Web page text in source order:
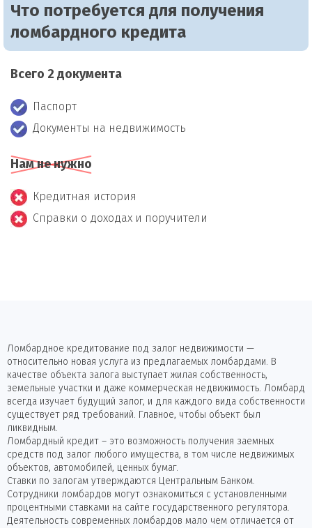
Что потребуется для получения
ломбардного кредита
Всего 2 документа
Паспорт
Документы на недвижимость
Нам не нужно
Кредитная история
Справки о доходах и поручители
Ломбардное кредитование под залог недвижимости —
относительно новая услуга из предлагаемых ломбардами. В
качестве объекта залога выступает жилая собственность,
земельные участки и даже коммерческая недвижимость. Ломбард
всегда изучает будущий залог, и для каждого вида собственности
существует ряд требований. Главное, чтобы объект был
ликвидным.
Ломбардный кредит – это возможность получения заемных
средств под залог любого имущества, в том числе недвижимых
объектов, автомобилей, ценных бумаг.
Ставки по залогам утверждаются Центральным Банком.
Сотрудники ломбардов могут ознакомиться с установленными
процентными ставками на сайте государственного регулятора.
Деятельность современных ломбардов мало чем отличается от